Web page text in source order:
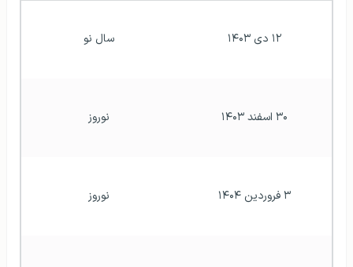
۱۲ دی ۱۴۰۳ سال نو
۳۰ اسفند ۱۴۰۳ نوروز
۳ فروردین ۱۴۰۴ نوروز